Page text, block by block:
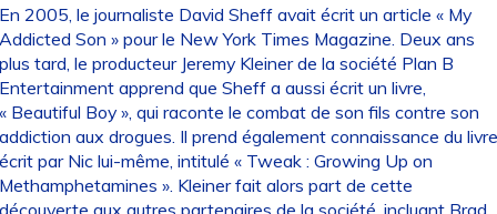
2005, le journaliste David Sheff avait écrit un article « My
Son » pour le New York Times Magazine. Deux ans
tard, le producteur Jeremy Kleiner de la société Plan B
apprend que Sheff a aussi écrit un livre,
Beautiful Boy », qui raconte le combat de son fils contre son
aux drogues. Il prend également connaissance du livre
par Nic lui-même, intitulé « Tweak : Growing Up on
». Kleiner fait alors part de cette